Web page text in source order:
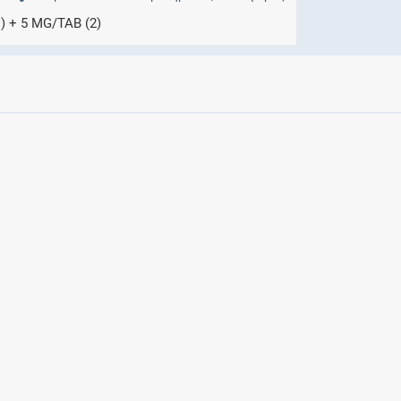
και φάρμακα
+ 5 MG/TAB (2)